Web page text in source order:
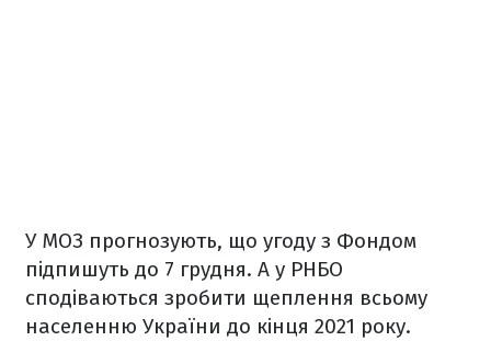
У МОЗ прогнозують, що угоду з Фондом
підпишуть до 7 грудня. А у РНБО
сподіваються зробити щеплення всьому
населенню України до кінця 2021 року.